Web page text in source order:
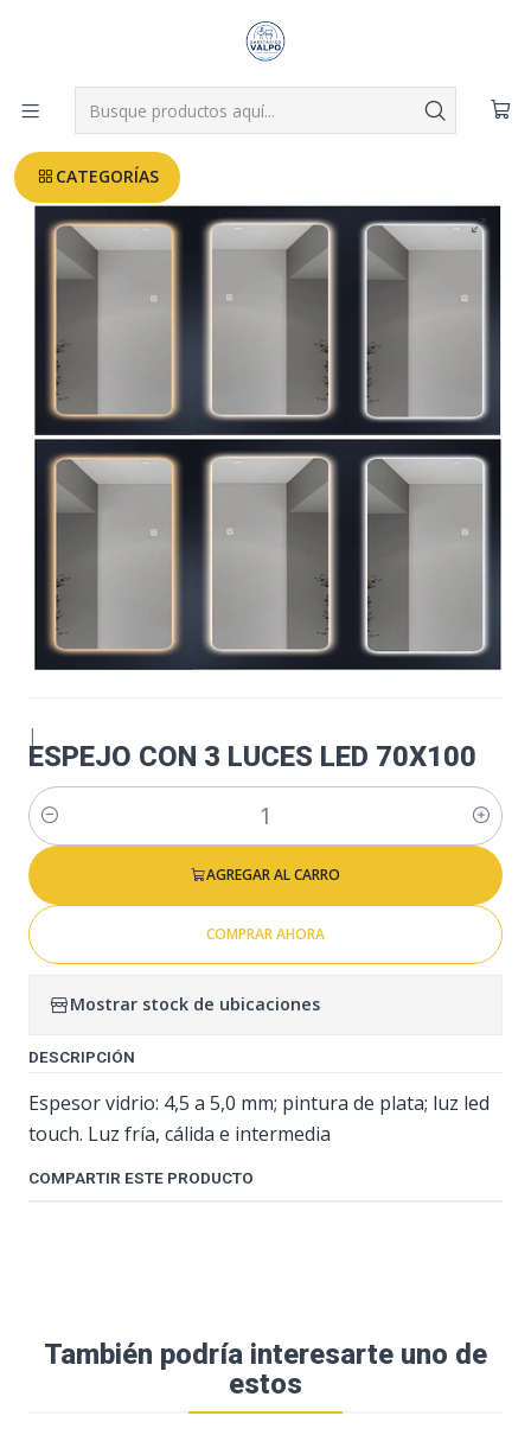
CATEGORÍAS
Despachos a todo Valparaíso, Viña, Quilpué y Villa Alemana desde
Leer más
Inicio ACCESORIOS BAÑO
ESPEJO CON 3 LUCES LED 70X100
|
ESPEJO CON 3 LUCES LED 70X100
Cantidad
AGREGAR AL CARRO
COMPRAR AHORA
Mostrar stock de ubicaciones
DESCRIPCIÓN
Espesor vidrio: 4,5 a 5,0 mm; pintura de plata; luz led
touch. Luz fría, cálida e intermedia
COMPARTIR ESTE PRODUCTO
También podría interesarte uno de
estos